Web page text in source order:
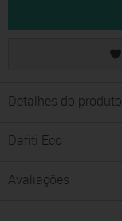
Detalhes do produto
Dafiti Eco
Avaliações